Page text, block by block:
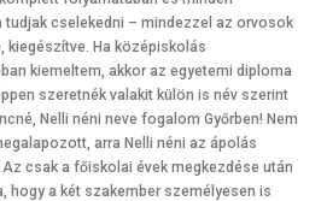
cselekedni – mindezzel az orvosok
kiegészítve. Ha középiskolás
kiemeltem, akkor az egyetemi diploma
szeretnék valakit külön is név szerint
Nelli néni neve fogalom Győrben! Nem
arra Nelli néni az ápolás
csak a főiskolai évek megkezdése után
hogy a két szakember személyesen is